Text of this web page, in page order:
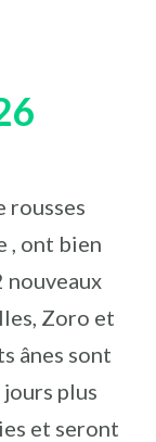
rousses
, ont bien
nouveaux
Zoro et
ânes sont
plus
et seront